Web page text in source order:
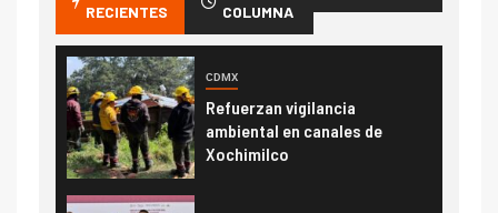
RECIENTES
COLUMNA
CDMX
Refuerzan vigilancia
ambiental en canales de
Xochimilco